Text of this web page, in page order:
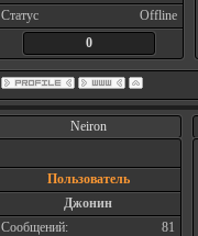
Статус
Offline
0
Neiron
Пользователь
Джонин
Сообщений:
81